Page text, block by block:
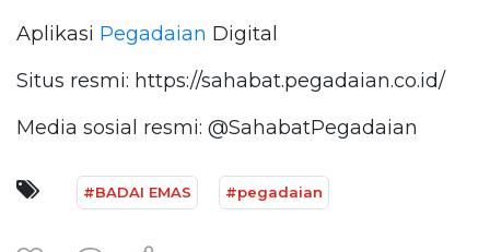
Aplikasi Pegadaian Digital
Situs resmi: https://sahabat.pegadaian.co.id/
Media sosial resmi: @SahabatPegadaian
#BADAI EMAS #pegadaian